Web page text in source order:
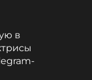
в